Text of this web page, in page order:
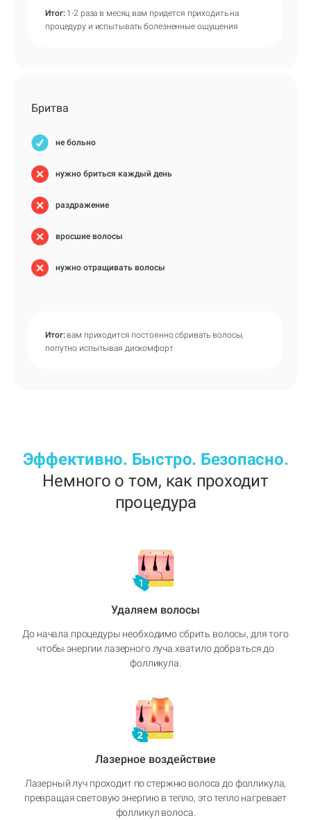
Итог:1-2 раза в месяц вам придется приходить на
процедуру и испытывать болезненные ощущения
Бритва
не больно
нужно бриться каждый день
раздражение
вросшие волосы
нужно отращивать волосы
Итог:вам приходится постоянно сбривать волосы,
попутно испытывая дискомфорт
Эффективно. Быстро. Безопасно.
Немного о том, как проходит
процедура
Удаляем волосы
До начала процедуры необходимо сбрить волосы, для того
чтобы энергии лазерного луча хватило добраться до
фолликула.
Лазерное воздействие
Лазерный луч проходит по стержню волоса до фолликула,
превращая световую энергию в тепло, это тепло нагревает
фолликул волоса.